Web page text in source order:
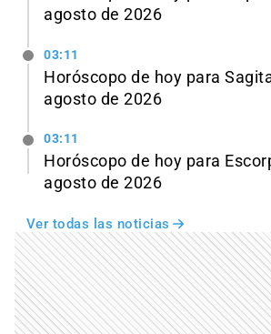
agosto de 2026
03:11
Horóscopo de hoy para
agosto de 2026
03:11
Horóscopo de hoy para
agosto de 2026
Ver todas las noticias